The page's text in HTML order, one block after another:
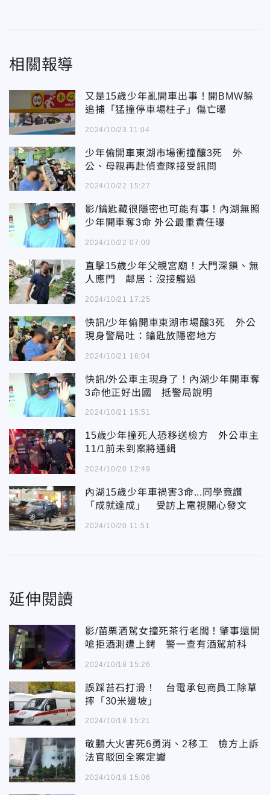
相關報導
又是15歲少年亂開車出事！開BMW躲
追捕「猛撞停車場柱子」傷亡曝
2024/10/23 11:04
少年偷開車東湖市場衝撞釀3死 外
公、母親再赴偵查隊接受訊問
2024/10/22 15:27
影/鑰匙藏很隱密也可能有事！內湖無照
少年開車奪3命 外公最重責任曝
2024/10/22 07:09
直擊15歲少年父親宮廟！大門深鎖、無
人應門 鄰居：沒接觸過
2024/10/21 17:25
快訊/少年偷開車東湖市場釀3死 外公
現身警局吐：鑰匙放隱密地方
2024/10/21 16:04
快訊/外公車主現身了！內湖少年開車奪
3命他正好出國 抵警局說明
2024/10/21 15:51
15歲少年撞死人恐移送檢方 外公車主
11/1前未到案將通緝
2024/10/20 12:49
內湖15歲少年車禍害3命...同學竟讚
「成就達成」 受訪上電視開心發文
2024/10/20 11:51
延伸閱讀
影/苗栗酒駕女撞死茶行老闆！肇事還開
嗆拒酒測遭上銬 警一查有酒駕前科
2024/10/18 15:26
誤踩苔石打滑！ 台電承包商員工除草
摔「30米邊坡」
2024/10/18 15:21
敬鵬大火害死6勇消、2移工 檢方上訴
法官駁回全案定讞
2024/10/18 15:06